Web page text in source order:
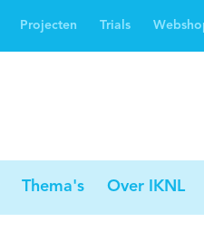
Projecten Trials
Thema's Over IKNL